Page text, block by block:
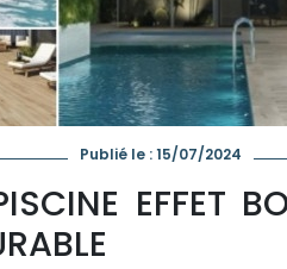
Publié le : 15/07/2024
EFFET